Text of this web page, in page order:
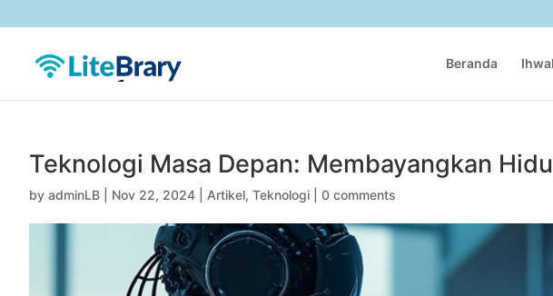
Beranda Ihwal
Teknologi Masa Depan: Membayangkan
by adminLB Nov 22, 2024 Artikel, Teknologi 0 comments